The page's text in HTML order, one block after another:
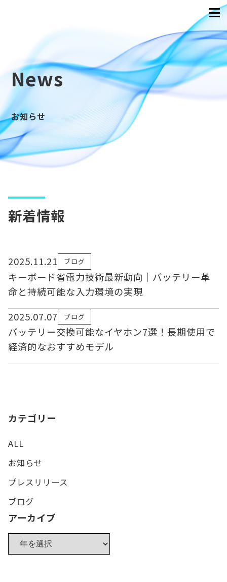
News
お知らせ
新着情報
2025.11.21 ブログ
キーボード省電力技術最新動向｜バッテリー革
命と持続可能な入力環境の実現
2025.07.07
ブログ
バッテリー交換可能なイヤホン7選！長期使用で
経済的なおすすめモデル
カテゴリー
ALL
お知らせ
プレスリリース
ブログ
アーカイブ